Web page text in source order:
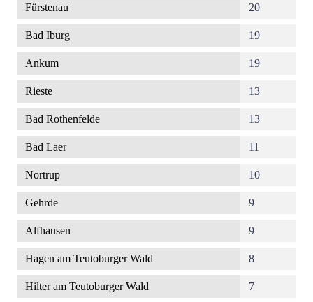
Fürstenau 20
Bad Iburg 19
Ankum 19
Rieste 13
Bad Rothenfelde 13
Bad Laer 11
Nortrup 10
Gehrde 9
Alfhausen 9
Hagen am Teutoburger Wald 8
Hilter am Teutoburger Wald 7